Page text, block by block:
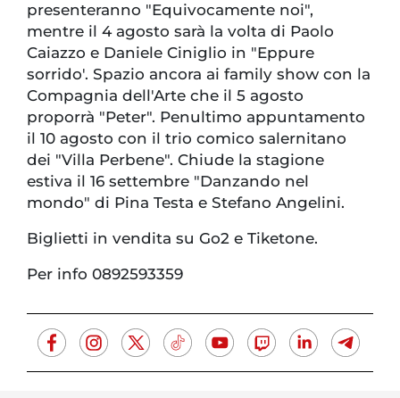
presenteranno "Equivocamente noi",
mentre il 4 agosto sarà la volta di Paolo
Caiazzo e Daniele Ciniglio in "Eppure
sorrido'. Spazio ancora ai family show con la
Compagnia dell'Arte che il 5 agosto
proporrà "Peter". Penultimo appuntamento
il 10 agosto con il trio comico salernitano
dei "Villa Perbene". Chiude la stagione
estiva il 16 settembre "Danzando nel
mondo" di Pina Testa e Stefano Angelini.
Biglietti in vendita su Go2 e Tiketone.
Per info 0892593359